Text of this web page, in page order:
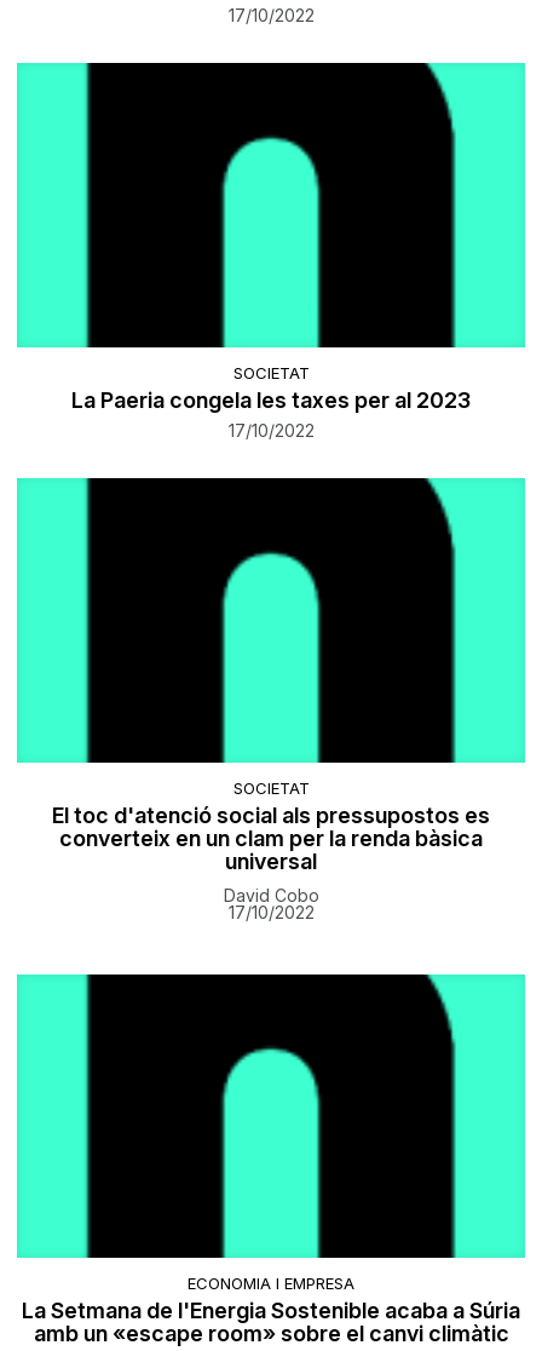
17/10/2022
SOCIETAT
La Paeria congela les taxes per al 2023
17/10/2022
SOCIETAT
El toc d'atenció social als pressupostos es
converteix en un clam per la renda bàsica
universal
David Cobo
17/10/2022
ECONOMIA I EMPRESA
La Setmana de l'Energia Sostenible acaba a Súria
amb un «escape room» sobre el canvi climàtic